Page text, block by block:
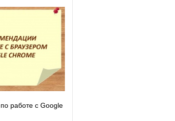
работе с Google